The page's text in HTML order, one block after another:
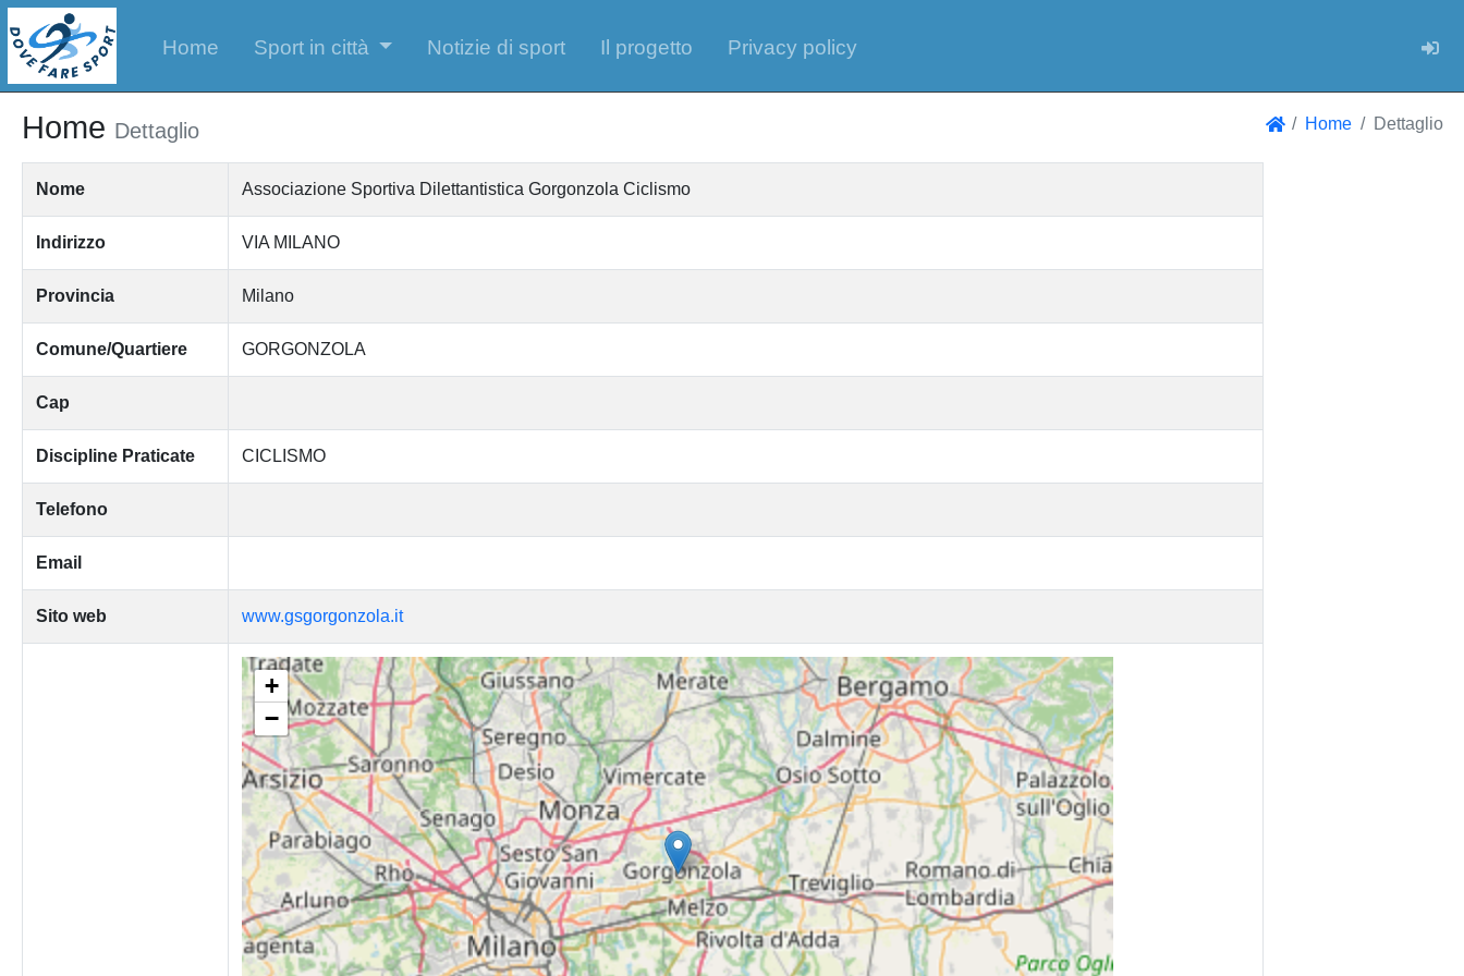
Home Sport in città Notizie di sport Il progetto Privacy policy
Home Dettaglio Home Dettaglio
Nome Associazione Sportiva Dilettantistica Gorgonzola Ciclismo
Indirizzo VIA MILANO
Provincia Milano
Comune/Quartiere GORGONZOLA
Cap
Discipline Praticate CICLISMO
Telefono
Email
Sito web www.gsgorgonzola.it
+
−